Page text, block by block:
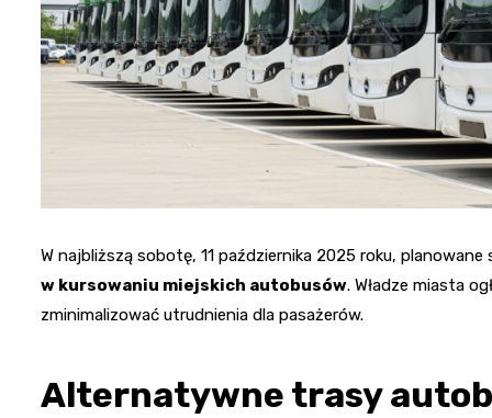
W najbliższą sobotę, 11 października 2025 roku,
w kursowaniu miejskich autobusów. Władze miasta
zminimalizować utrudnienia dla pasażerów.
Alternatywne trasy